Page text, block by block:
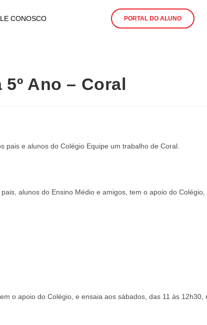
CONOSCO PORTAL DO ALUNO
5º Ano – Coral
pais e alunos do Colégio Equipe um trabalho de Coral.
alunos do Ensino Médio e amigos, tem o apoio do
o apoio do Colégio, e ensaia aos sábados, das 11 às 12h30,